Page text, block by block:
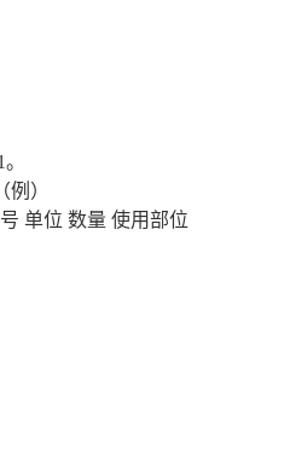
）
单位 数量 使用部位